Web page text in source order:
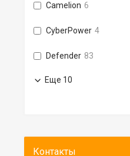
Camelion 6
CyberPower 4
Defender 83
Еще 10